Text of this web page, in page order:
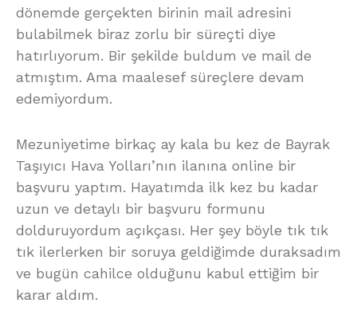
dönemde gerçekten birinin mail adresini
bulabilmek biraz zorlu bir süreçti diye
hatırlıyorum. Bir şekilde buldum ve mail de
atmıştım. Ama maalesef süreçlere devam
edemiyordum.
Mezuniyetime birkaç ay kala bu kez de Bayrak
Taşıyıcı Hava Yolları’nın ilanına online bir
başvuru yaptım. Hayatımda ilk kez bu kadar
uzun ve detaylı bir başvuru formunu
dolduruyordum açıkçası. Her şey böyle tık tık
tık ilerlerken bir soruya geldiğimde duraksadım
ve bugün cahilce olduğunu kabul ettiğim bir
karar aldım.